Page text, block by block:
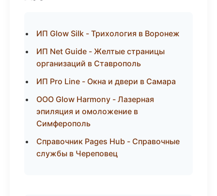
ИП Glow Silk - Трихология в Воронеж
ИП Net Guide - Желтые страницы
организаций в Ставрополь
ИП Pro Line - Окна и двери в Самара
ООО Glow Harmony - Лазерная
эпиляция и омоложение в
Симферополь
Справочник Pages Hub - Справочные
службы в Череповец